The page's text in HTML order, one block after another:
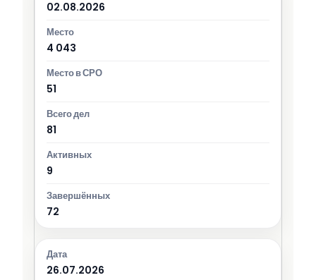
02.08.2026
4 043
51
81
9
72
26.07.2026